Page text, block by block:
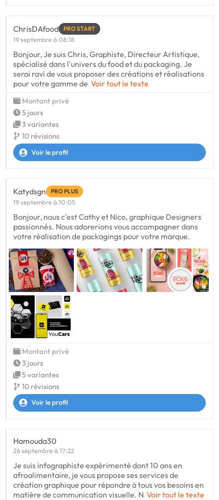
ChrisDAfood PRO START
19 septembre à 08:18
Bonjour, Je suis Chris, Graphiste, Directeur Artistique,
spécialisé dans l'univers du food et du packaging. Je
serai ravi de vous proposer des créations et réalisations
pour votre gamme de Voir tout le texte
Montant privé
5 jours
3 variantes
10 révisions
Voir le profil
Katydsgn PRO PLUS
19 septembre à 10:05
Bonjour, nous c'est Cathy et Nico, graphique Designers
passionnés. Nous adorerions vous accompagner dans
votre réalisation de packagings pour votre marque.
Montant privé
3 jours
5 variantes
10 révisions
Voir le profil
Hamouda30
26 septembre à 17:22
Je suis infographiste expérimenté dont 10 ans en
afroalimentaire, je vous propose ses services de
création graphique pour répondre à tous vos besoins en
matière de communication visuelle. N Voir tout le texte